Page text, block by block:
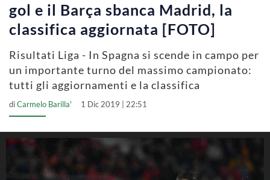
gol e il Barça sbanca Madrid, la
classifica aggiornata [FOTO]
Risultati Liga - In Spagna si scende in campo per
un importante turno del massimo campionato:
tutti gli aggiornamenti e la classifica
diCarmelo Barilla' 1 Dic 2019 | 22:51